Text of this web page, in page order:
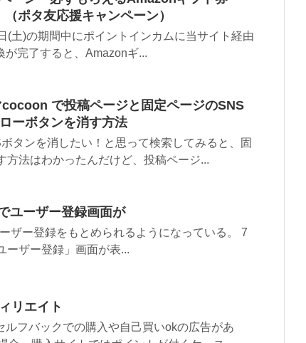
ポタ友応援キャンペーン）
(土)の期間中にポイントインカムに当サイト経由
が完了すると、Amazonギ...
で投稿ページと固定ページのSNS
ーボタンを消す方法
タンを消したい！と思って検索してみると、固
方法はわかったんだけど、投稿ページ...
ユーザー登録画面が
ザー登録をもとめられるようになっている。 7
ーザー登録」画面が表...
リエイト
ルフバックでの購入や自己買いokの広告があ